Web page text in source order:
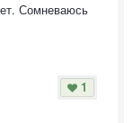
Сомневаюсь
1